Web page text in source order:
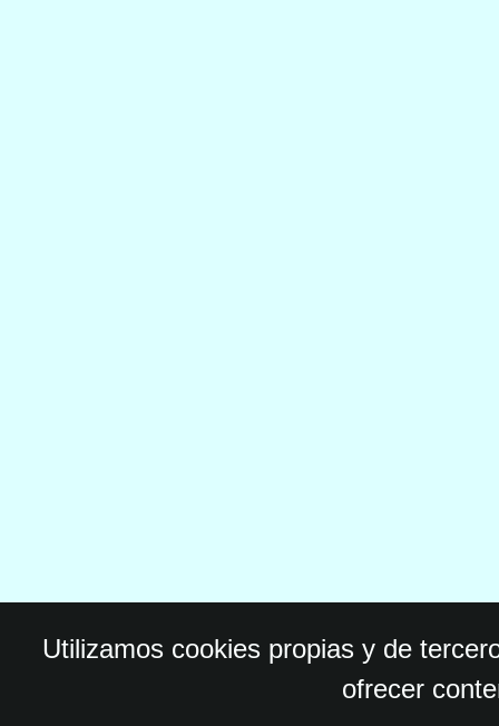
Utilizamos cookies propias y de
ofrecer